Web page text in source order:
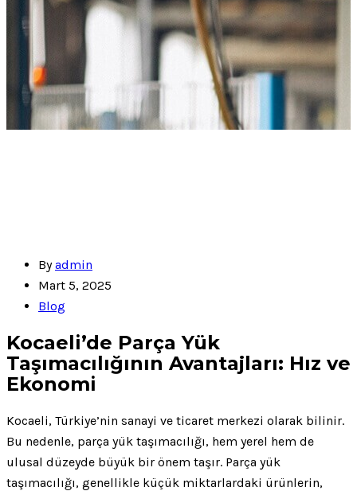
Byadmin
Mart 5, 2025
Blog
Kocaeli’de Parça Yük
Taşımacılığının Avantajları: Hız ve
Ekonomi
Kocaeli, Türkiye’nin sanayi ve ticaret merkezi olarak bilinir.
Bu nedenle, parça yük taşımacılığı, hem yerel hem de
ulusal düzeyde büyük bir önem taşır. Parça yük
taşımacılığı, genellikle küçük miktarlardaki ürünlerin,